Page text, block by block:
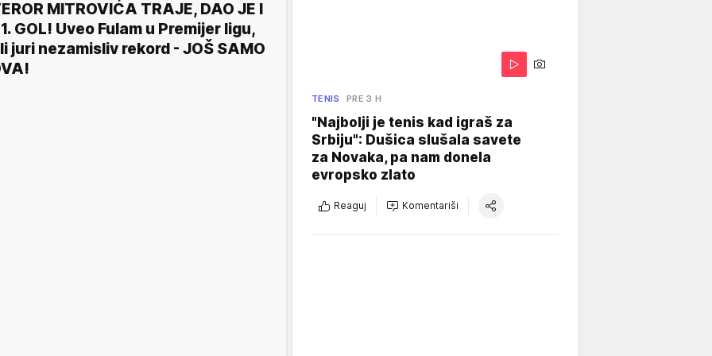
MITROVIĆA TRAJE, DAO JE I
GOL! Uveo Fulam u Premijer ligu,
juri nezamisliv rekord - JOŠ SAMO
TENIS PRE 3 H
"Najbolji je tenis kad igraš za
Srbiju": Dušica slušala savete
za Novaka, pa nam donela
evropsko zlato
Reaguj Komentariši